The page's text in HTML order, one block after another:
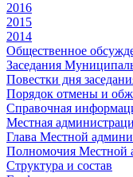
2016
2015
2014
Общественное
Заседания
Повестки дня
Порядок отмены и
Справочная
Местная
Глава Местной
Полномочия Местной
Cтруктура и состав